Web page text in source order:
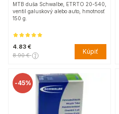
MTB duša Schwalbe, ETRTO 20-540,
ventil galuskový alebo auto, hmotnosť
150 g.
4.83 €
8.90 € Kúpiť
-45%